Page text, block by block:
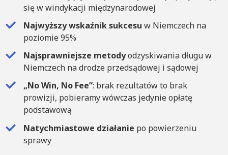
się w windykacji międzynarodowej
Najwyższy wskaźnik sukcesu w Niemczech na
poziomie 95%
Najsprawniejsze metodyodzyskiwania długu w
Niemczech na drodze przedsądowej i sądowej
„No Win, No Fee”: brak rezultatów to brak
prowizji, pobieramy wówczas jedynie opłatę
podstawową
Natychmiastowe działanie po powierzeniu
sprawy